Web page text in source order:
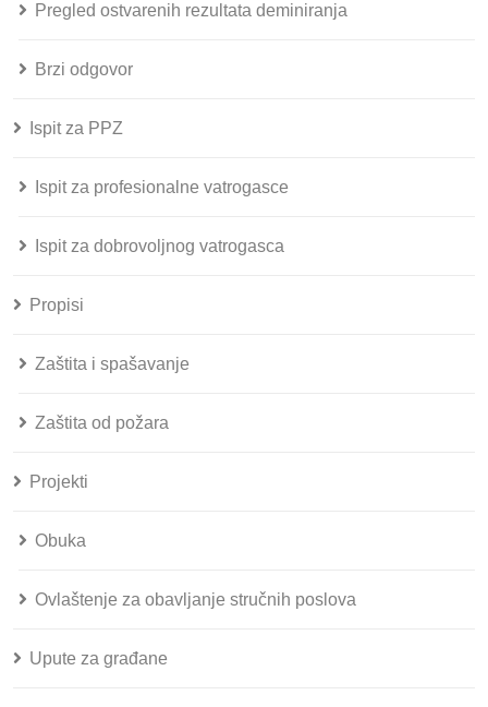
Pregled ostvarenih rezultata deminiranja
Brzi odgovor
Ispit za PPZ
Ispit za profesionalne vatrogasce
Ispit za dobrovoljnog vatrogasca
Propisi
Zaštita i spašavanje
Zaštita od požara
Projekti
Obuka
Ovlaštenje za obavljanje stručnih poslova
Upute za građane